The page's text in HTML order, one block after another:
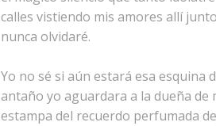
calles vistiendo mis amores allí
nunca olvidaré.
Yo no sé si aún estará esa esquina
antaño yo aguardara a la dueña de
estampa del recuerdo perfumada